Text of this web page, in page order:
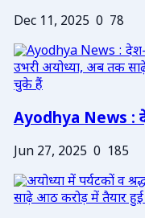
Dec 11, 2025 0 78
Ayodhya News :
Jun 27, 2025 0 185